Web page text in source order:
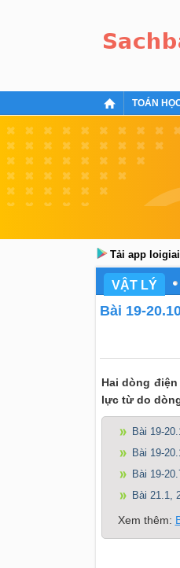
TOÁN
Tải app
VẬT LÝ
Bài 19-
Hai dòng
lực từ do
Bài 19-
Bài 19-
Bài 19-
Bài 21.1,
Xem thêm: